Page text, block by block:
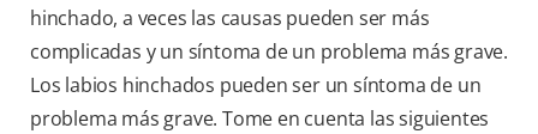
hinchado, a veces las causas pueden ser más
complicadas y un síntoma de un problema más grave.
Los labios hinchados pueden ser un síntoma de un
problema más grave. Tome en cuenta las siguientes